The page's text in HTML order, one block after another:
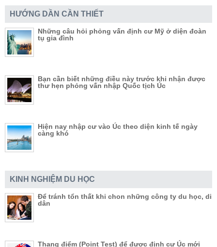
HƯỚNG DẦN CẦN THIẾT
Những câu hỏi phỏng vấn định cư Mỹ ở diện đoàn
tụ gia đình
Bạn cần biết những điều này trước khi nhận được
thư hẹn phỏng vấn nhập Quốc tịch Úc
Hiện nay nhập cư vào Úc theo diện kinh tế ngày
càng khó
KINH NGHIỆM DU HỌC
Để tránh tổn thất khi chon những công ty du học, di
dân
Thang điểm (Point Test) để được định cư Úc mới